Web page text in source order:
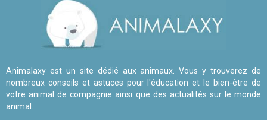
Animalaxy est un site dédié aux animaux. Vous y trouverez de
nombreux conseils et astuces pour l'éducation et le bien-être de
votre animal de compagnie ainsi que des actualités sur le monde
animal.